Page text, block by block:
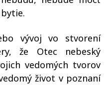
vývoj vo stvorení
že Otec nebeský
vedomých tvorov
život v poznaní